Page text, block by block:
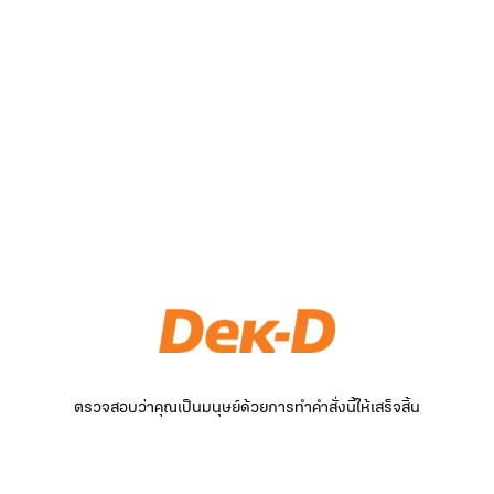
ตรวจสอบว่าคุณเป็นมนุษย์ด้วยการทำคำสั่งนี้ให้เสร็จสิ้น